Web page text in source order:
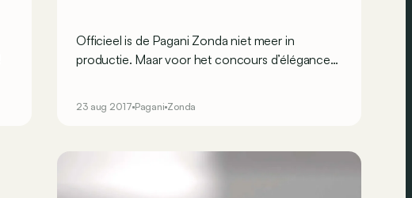
Officieel is de Pagani Zonda niet meer in
productie. Maar voor het concours d’élégance
23 aug 2017 Pagani Zonda